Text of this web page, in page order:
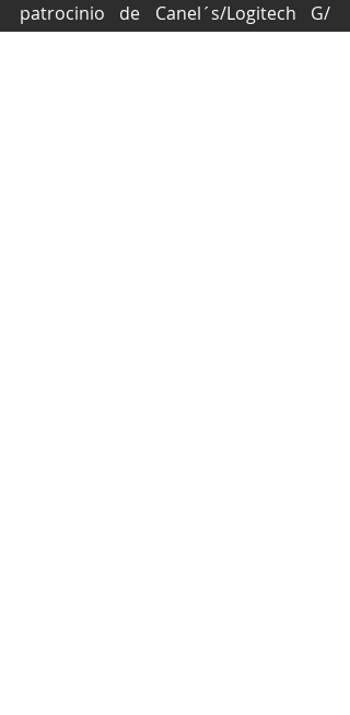
patrocinio de Canel´s/Logitech G/
Laboratorio Tequis apuesta por la